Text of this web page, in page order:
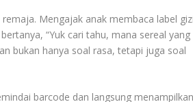
Mengajak anak membaca label
“Yuk cari tahu, mana sereal yang
bukan hanya soal rasa, tetapi juga soal
barcode dan langsung